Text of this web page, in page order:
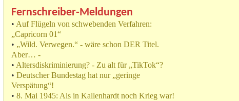
Fernschreiber-Meldungen
• Auf Flügeln von schwebenden Verfahren:
„Capricorn 01“
• „Wild. Verwegen.“ - wäre schon DER Titel.
Aber… -
• Altersdiskriminierung? - Zu alt für „TikTok“?
• Deutscher Bundestag hat nur „geringe
Verspätung“!
• 8. Mai 1945: Als in Kallenhardt noch Krieg war!